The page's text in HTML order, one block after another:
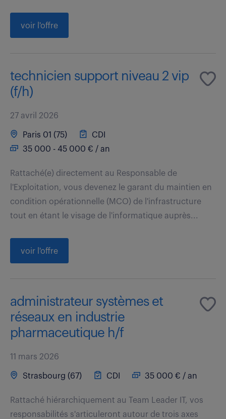
voir l'offre
technicien support niveau 2 vip
(f/h)
27 avril 2026
Paris 01 (75)
CDI
35 000 - 45 000 € / an
Rattaché(e) directement au Responsable de
l'Exploitation, vous devenez le garant du maintien en
condition opérationnelle (MCO) de l'infrastructure
tout en étant le visage de l'informatique auprès...
voir l'offre
administrateur systèmes et
réseaux en industrie
pharmaceutique h/f
11 mars 2026
Strasbourg (67) CDI 35 000 € / an
Rattaché hiérarchiquement au Team Leader IT, vos
responsabilités s'articuleront autour de trois axes